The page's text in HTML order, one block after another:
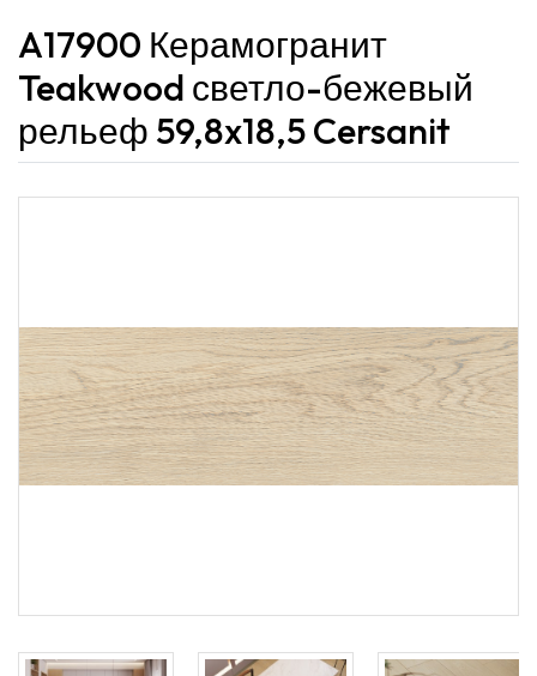
A17900 Керамогранит
Teakwood светло-бежевый
рельеф 59,8x18,5 Cersanit